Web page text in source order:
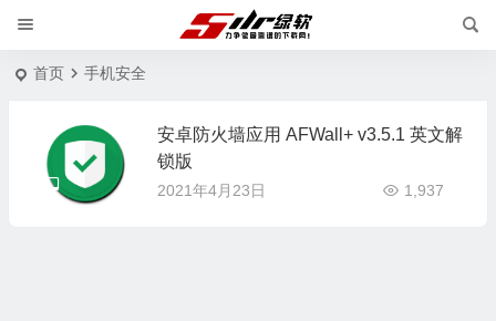
首页 手机安全
安卓防火墙应用 AFWall+ v3.5.1 英文解
锁版
2021年4月23日 1,937